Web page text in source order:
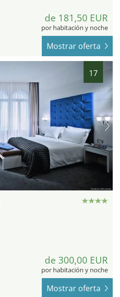
de 181,50 EUR
por habitación y noche
Mostrar oferta
17
de 300,00 EUR
por habitación y noche
Mostrar oferta